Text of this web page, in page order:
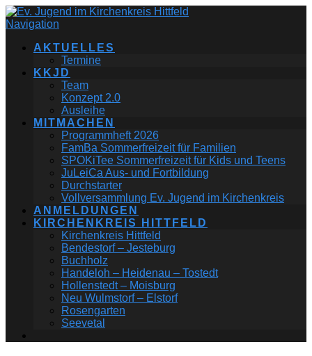
Navigation
AKTUELLES
Termine
KKJD
Team
Konzept 2.0
Ausleihe
MITMACHEN
Programmheft 2026
FamBa Sommerfreizeit für Familien
SPOKiTee Sommerfreizeit für Kids und Teens
JuLeiCa Aus- und Fortbildung
Durchstarter
Vollversammlung Ev. Jugend im Kirchenkreis
ANMELDUNGEN
KIRCHENKREIS HITTFELD
Kirchenkreis Hittfeld
Bendestorf – Jesteburg
Buchholz
Handeloh – Heidenau – Tostedt
Hollenstedt – Moisburg
Neu Wulmstorf – Elstorf
Rosengarten
Seevetal